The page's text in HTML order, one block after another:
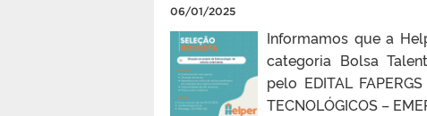
06/01/2025
Informamos que a
categoria Bolsa
pelo EDITAL
TECNOLÓGICOS –